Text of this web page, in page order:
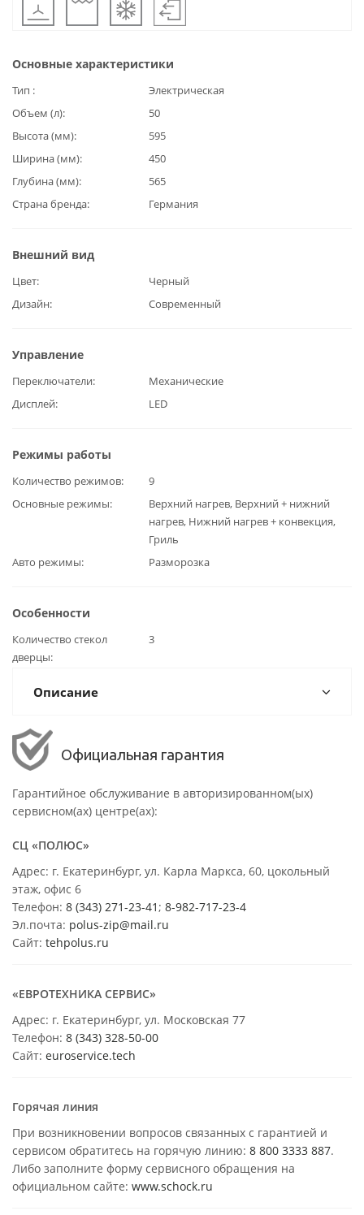
Основные характеристики
Тип
Электрическая
Объем (л)
50
Высота (мм)
595
Ширина (мм)
450
Глубина (мм)
565
Страна бренда
Германия
Внешний вид
Цвет
Черный
Дизайн
Современный
Управление
Переключатели
Механические
Дисплей
LED
Режимы работы
Количество режимов
9
Основные режимы
Верхний нагрев, Верхний + нижний
нагрев, Нижний нагрев + конвекция,
Гриль
Авто режимы
Разморозка
Особенности
Количество стекол
дверцы
3
Описание
Официальная гарантия
Гарантийное обслуживание в авторизированном(ых)
сервисном(ах) центре(ах):
СЦ «ПОЛЮС»
Адрес: г. Екатеринбург, ул. Карла Маркса, 60, цокольный
этаж, офис 6
Телефон: 8 (343) 271-23-41 ; 8-982-717-23-4
Эл.почта: polus-zip@mail.ru
Сайт: tehpolus.ru
«ЕВРОТЕХНИКА СЕРВИС»
Адрес: г. Екатеринбург, ул. Московская 77
Телефон: 8 (343) 328-50-00
Сайт: euroservice.tech
Горячая линия
При возникновении вопросов связанных с гарантией и
сервисом обратитесь на горячую линию: 8 800 3333 887.
Либо заполните форму сервисного обращения на
официальном сайте: www.schock.ru